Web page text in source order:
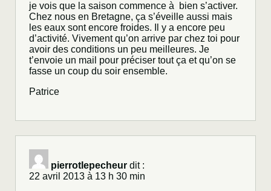
je vois que la saison commence à bien s’activer.
Chez nous en Bretagne, ça s’éveille aussi mais
les eaux sont encore froides. Il y a encore peu
d’activité. Vivement qu’on arrive par chez toi pour
avoir des conditions un peu meilleures. Je
t’envoie un mail pour préciser tout ça et qu’on se
fasse un coup du soir ensemble.
Patrice
pierrotlepecheur dit :
22 avril 2013 à 13 h 30 min